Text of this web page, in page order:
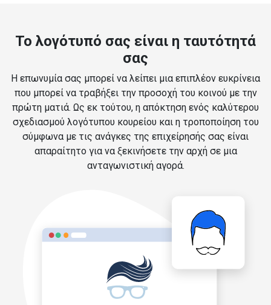
Το λογότυπό σας είναι η ταυτότητά
σας
Η επωνυμία σας μπορεί να λείπει μια επιπλέον ευκρίνεια
που μπορεί να τραβήξει την προσοχή του κοινού με την
πρώτη ματιά. Ως εκ τούτου, η απόκτηση ενός καλύτερου
σχεδιασμού λογότυπου κουρείου και η τροποποίηση του
σύμφωνα με τις ανάγκες της επιχείρησής σας είναι
απαραίτητο για να ξεκινήσετε την αρχή σε μια
ανταγωνιστική αγορά.